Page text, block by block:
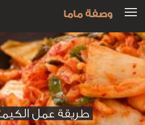
وصفة ماما
طريقة عمل